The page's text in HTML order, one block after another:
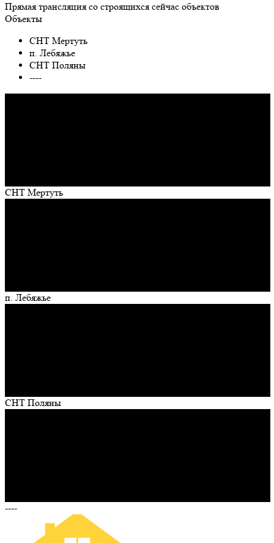
Прямая трансляция со строящихся сейчас объектов
Объекты
СНТ Мертуть
п. Лебяжье
СНТ Поляны
----
СНТ Мертуть
п. Лебяжье
СНТ Поляны
----